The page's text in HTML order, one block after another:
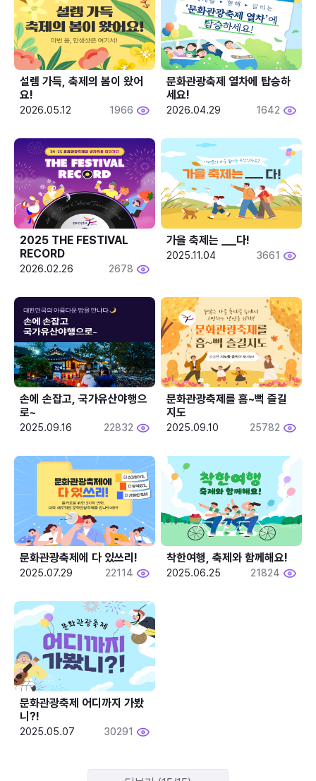
설렘 가득, 축제의 봄이 왔어
요!
2026.05.12 1966
문화관광축제 열차에 탑승하
세요!
2026.04.29 1642
2025 THE FESTIVAL
RECORD
2026.02.26 2678
2025.11.04 3661
손에 손잡고, 국가유산야행으
로~
2025.09.16 22832
문화관광축제를 흠~뻑 즐길
지도
2025.09.10 25782
문화관광축제에 다 있쓰리!
2025.07.29 22114
착한여행, 축제와 함께해요!
2025.06.25 21824
문화관광축제 어디까지 가봤
니?!
2025.05.07 30291